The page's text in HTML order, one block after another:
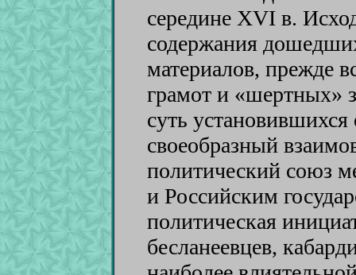
середине XVI в.
содержания
материалов, прежде
грамот и «шертных»
суть
своеобразный
политический союз
и Российским
политическая
бесланеевцев,